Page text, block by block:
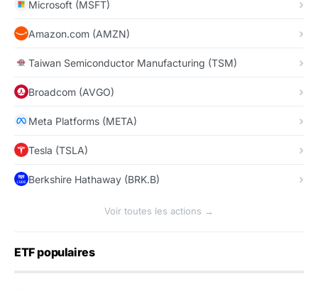
Microsoft (MSFT)
Amazon.com (AMZN)
Taiwan Semiconductor Manufacturing (TSM)
Broadcom (AVGO)
Meta Platforms (META)
Tesla (TSLA)
Berkshire Hathaway (BRK.B)
Voir toutes les actions →
ETF populaires